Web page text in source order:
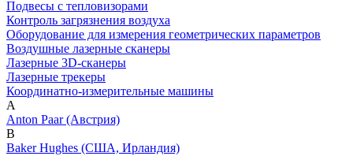
Подвесы с тепловизорами
Контроль загрязнения воздуха
Оборудование для измерения геометрических параметров
Воздушные лазерные сканеры
Лазерные 3D-сканеры
Лазерные трекеры
Координатно-измерительные машины
A
Anton Paar (Австрия)
B
Baker Hughes (США, Ирландия)